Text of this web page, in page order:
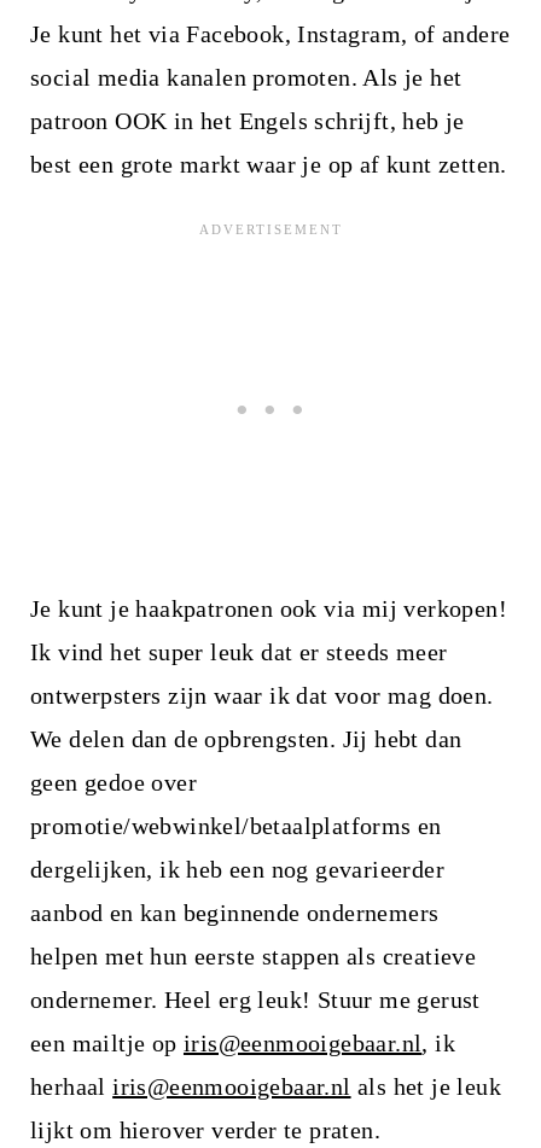
Je kunt het via Facebook, Instagram, of andere
social media kanalen promoten. Als je het
patroon OOK in het Engels schrijft, heb je
best een grote markt waar je op af kunt zetten.
Je kunt je haakpatronen ook via mij verkopen!
Ik vind het super leuk dat er steeds meer
ontwerpsters zijn waar ik dat voor mag doen.
We delen dan de opbrengsten. Jij hebt dan
geen gedoe over
promotie/webwinkel/betaalplatforms en
dergelijken, ik heb een nog gevarieerder
aanbod en kan beginnende ondernemers
helpen met hun eerste stappen als creatieve
ondernemer. Heel erg leuk! Stuur me gerust
een mailtje op iris@eenmooigebaar.nl, ik
herhaaliris@eenmooigebaar.nl als het je leuk
lijkt om hierover verder te praten.